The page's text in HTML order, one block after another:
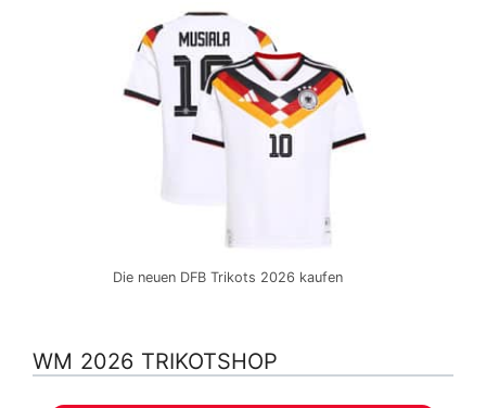
Die neuen DFB Trikots 2026 kaufen
WM 2026 TRIKOTSHOP